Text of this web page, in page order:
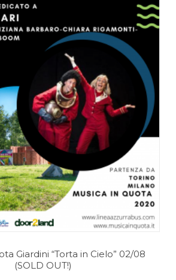
Giardini “Torta in Cielo” 02/08
(SOLD OUT!)